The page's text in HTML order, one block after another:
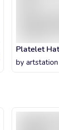
by artstation